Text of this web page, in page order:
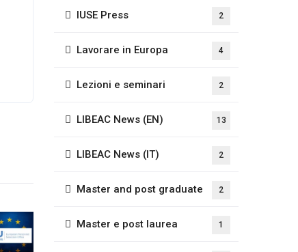
IUSE Press 2
Lavorare in Europa 4
Lezioni e seminari 2
LIBEAC News (EN) 13
LIBEAC News (IT) 2
Master and post graduate 2
Master e post laurea 1